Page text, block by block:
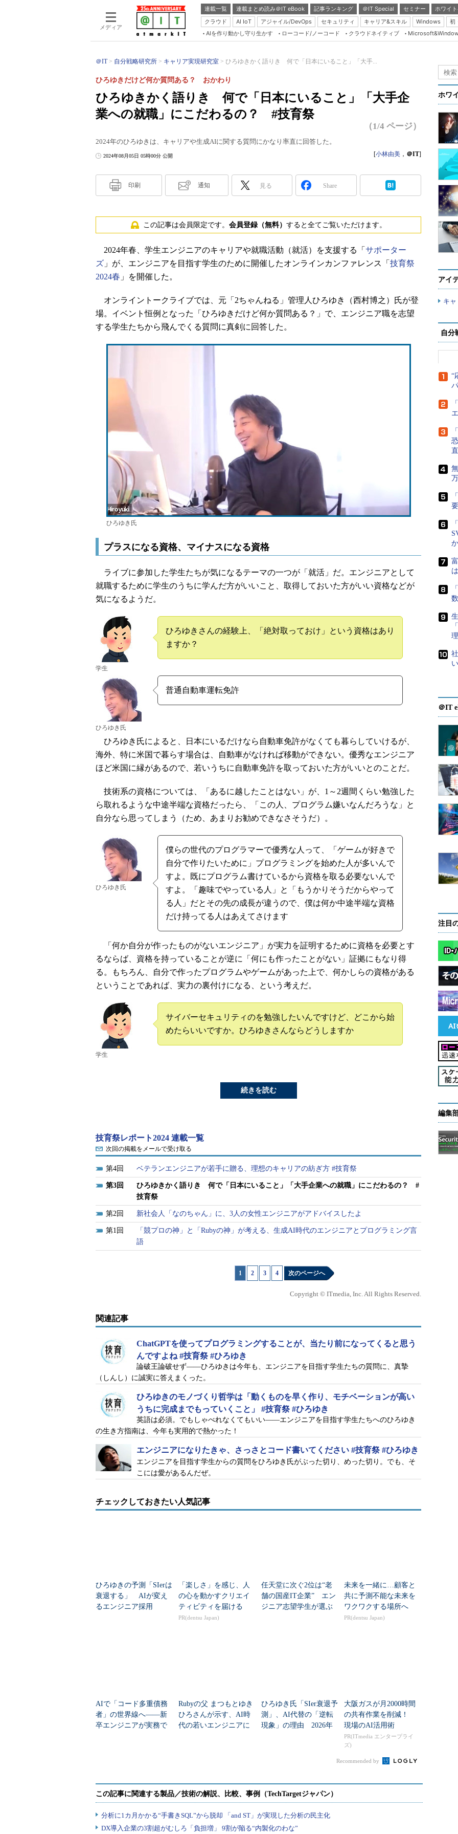
メディア
連載一覧 連載まとめ読み＠IT eBook 記事ランキング ＠IT Special セミナー
ホワイ
クラウド
AI IoT アジャイル/DevOps セキュリティ キャリア&スキル Windows
初
Server & Storage
Java Agile
Database Expert
Master of IP Network
Security & Trust
AIを作り動かし守り生かす ローコード/ノーコード クラウドネイティブ
＠IT 自分戦略研究所 キャリア実現研究室 ひろゆきかく語りき 何で「日本にいること」「大手...
ひろゆきかく語りき 何で「日本にいること」「大手企
業への就職」にこだわるの？ #技育祭
ひろゆきだけど何か質問ある？ おかわり
（1/4 ページ）
2024年のひろゆきは、キャリアや生成AIに関する質問にかなり率直に回答した。
2024年08月05日 05時00分 公開 [小林由美 ， ＠IT]
印刷 通知 見る Share
この記事は会員限定です。 会員登録（無料） すると全てご覧いただけます。
2024年春、学生エンジニアのキャリアや就職活動（就活）を支援する「 サポーター
ズ 」が、エンジニアを目指す学生のために開催したオンラインカンファレンス「 技育祭
2024春 」を開催した。
オンライントークライブでは、元「2ちゃんねる」管理人ひろゆき（西村博之）氏が登
場。イベント恒例となった「ひろゆきだけど何か質問ある？」で、エンジニア職を志望
する学生たちから飛んでくる質問に真剣に回答した。
ひろゆき氏
プラスになる資格、マイナスになる資格
ライブに参加した学生たちが気になるテーマの一つが「就活」だ。エンジニアとして
就職するために学生のうちに学んだ方がいいこと、取得しておいた方がいい資格などが
気になるようだ。
学生
ひろゆきさんの経験上、「絶対取っておけ」という資格はあり
ますか？
ひろゆき氏
普通自動車運転免許
ひろゆき氏によると、日本にいるだけなら自動車免許がなくても暮らしていけるが、
海外、特に米国で暮らす場合は、自動車がなければ移動ができない。優秀なエンジニア
ほど米国に縁があるので、若いうちに自動車免許を取っておいた方がいいとのことだ。
技術系の資格については、「あるに越したことはない」が、1～2週間くらい勉強した
ら取れるような中途半端な資格だったら、「この人、プログラム嫌いなんだろうな」と
自分なら思ってしまう（ため、あまりお勧めできなさそうだ）。
ひろゆき氏
僕らの世代のプログラマーで優秀な人って、「ゲームが好きで
自分で作りたいために」プログラミングを始めた人が多いんで
すよ。既にプログラム書けているから資格を取る必要ないんで
すよ。「趣味でやっている人」と「もうかりそうだからやって
る人」だとその先の成長が違うので、僕は何か中途半端な資格
だけ持ってる人はあえてさけます
「何か自分が作ったものがないエンジニア」が実力を証明するために資格を必要とす
るならば、資格を持っていることが逆に「何にも作ったことがない」証拠にもなり得
る。もちろん、自分で作ったプログラムやゲームがあった上で、何かしらの資格がある
ということであれば、実力の裏付けになる、という考えだ。
学生
サイバーセキュリティのを勉強したいんですけど、どこから始
めたらいいですか。ひろゆきさんならどうしますか
続きを読む
技育祭レポート2024 連載一覧
次回の掲載をメールで受け取る
4 ベテランエンジニアが若手に贈る、理想のキャリアの紡ぎ方 #技育祭
3
ひろゆきかく語りき 何で「日本にいること」「大手企業への就職」にこだわるの？ #
技育祭
2 新社会人「なのちゃん」に、3人の女性エンジニアがアドバイスしたよ
1
「競プロの神」と「Rubyの神」が考える、生成AI時代のエンジニアとプログラミング言
語
1 2 3 4 次のページへ
Copyright © ITmedia, Inc. All Rights Reserved.
関連記事
ChatGPTを使ってプログラミングすることが、当たり前になってくると思う
んですよね #技育祭 #ひろゆき
論破王論破せず――ひろゆきは今年も、エンジニアを目指す学生たちの質問に、真摯
（しんし）に誠実に答えまくった。
ひろゆきのモノづくり哲学は「動くものを早く作り、モチベーションが高い
うちに完成までもっていくこと」 #技育祭 #ひろゆき
英語は必須。でもしゃべれなくてもいい――エンジニアを目指す学生たちへのひろゆき
の生き方指南は、今年も実用的で熱かった！
エンジニアになりたきゃ、さっさとコード書いてください #技育祭 #ひろゆき
エンジニアを目指す学生からの質問をひろゆき氏がぶった切り、めった切り。でも、そ
こには愛があるんだぜ。
チェックしておきたい人気記事
ひろゆきの予測「SIerは
衰退する」 AIが変え
るエンジニア採用
「楽しさ」を感じ、人
の心を動かすクリエイ
ティビティを届ける
PR(dentsu Japan)
任天堂に次ぐ2位は“老
舗の国産IT企業” エン
ジニア志望学生が選ぶ
未来を一緒に…顧客と
共に予測不能な未来を
ワクワクする場所へ
PR(dentsu Japan)
AIで「コード多重債務
者」の世界線へ――新
卒エンジニアが実務で
Rubyの父 まつもとゆき
ひろさんが示す、AI時
代の若いエンジニアに
ひろゆき氏「SIer衰退予
測」、AI代替の「逆転
現象」の理由 2026年
大阪ガスが月2000時間
の共有作業を削減！
現場のAI活用術
PR(ITmedia エンタープライ
ズ)
Recommended by
ホワ
アイ
キ
自分
“
か
＠IT
注目
編集